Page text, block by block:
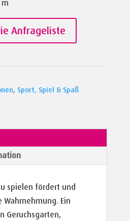
Anfrageliste
, Sport, Spiel & Spaß
spielen fördert und
Ein
Geruchsgarten,